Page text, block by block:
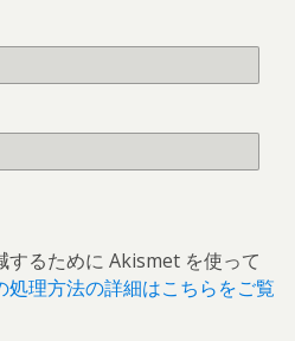
するために Akismet を使って
処理方法の詳細はこちらをご覧